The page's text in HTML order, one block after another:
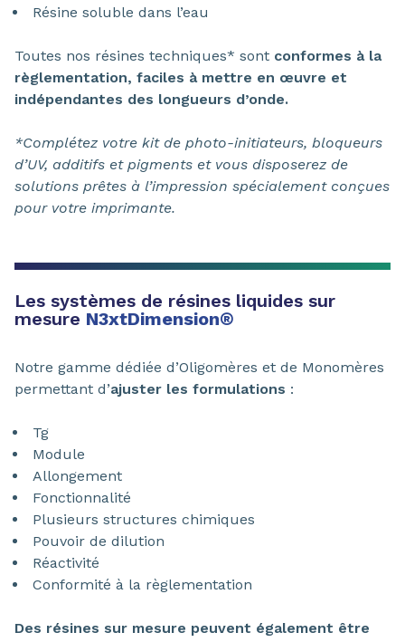
Résine soluble dans l’eau
Toutes nos résines techniques* sont conformes à la
règlementation, faciles à mettre en œuvre et
indépendantes des longueurs d’onde.
*Complétez votre kit de photo-initiateurs, bloqueurs
d’UV, additifs et pigments et vous disposerez de
solutions prêtes à l’impression spécialement conçues
pour votre imprimante.
Les systèmes de résines liquides sur
mesure N3xtDimension®
Notre gamme dédiée d’Oligomères et de Monomères
permettant d’ajuster les formulations :
Tg
Module
Allongement
Fonctionnalité
Plusieurs structures chimiques
Pouvoir de dilution
Réactivité
Conformité à la règlementation
Des résines sur mesure peuvent également être